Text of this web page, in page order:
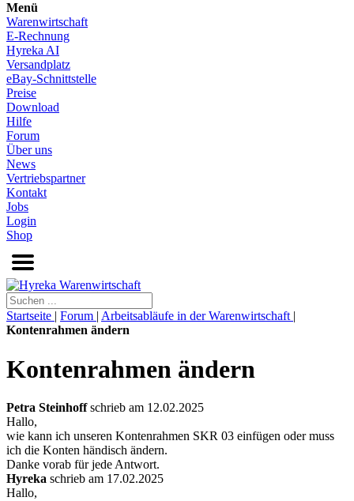
Menü
Warenwirtschaft
E-Rechnung
Hyreka AI
Versandplatz
eBay-Schnittstelle
Preise
Download
Hilfe
Forum
Über uns
News
Vertriebspartner
Kontakt
Jobs
Login
Shop
Startseite | Forum | Arbeitsabläufe in der Warenwirtschaft |
Kontenrahmen ändern
Kontenrahmen ändern
Petra Steinhoffschrieb am 12.02.2025
Hallo,
wie kann ich unseren Kontenrahmen SKR 03 einfügen oder muss
ich die Konten händisch ändern.
Danke vorab für jede Antwort.
Hyreka schrieb am 17.02.2025
Hallo,